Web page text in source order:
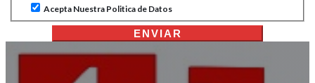
Acepta Nuestra Politica de Datos
ENVIAR